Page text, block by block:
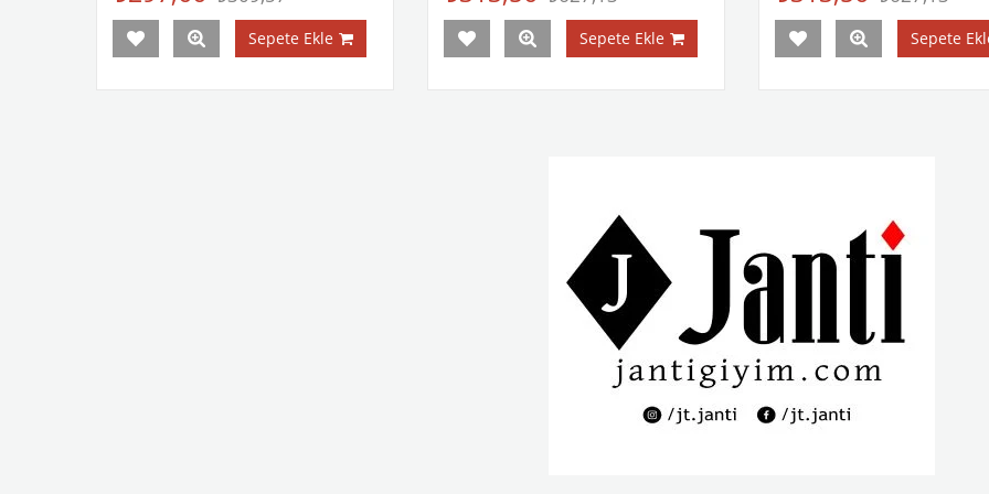
Sepete Ekle Sepete Ekle Sepete